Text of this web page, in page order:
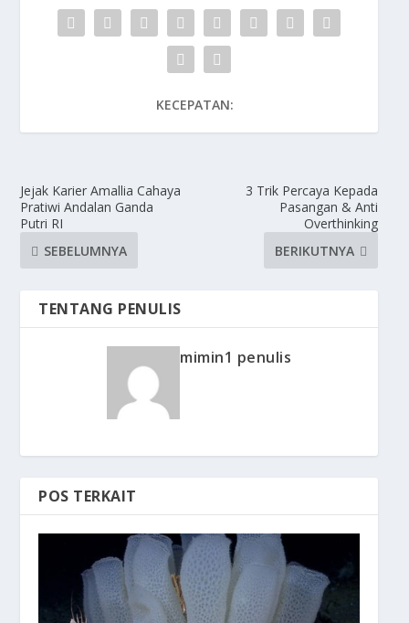
KECEPATAN:
Jejak Karier Amallia Cahaya
Pratiwi Andalan Ganda
Putri RI
SEBELUMNYA
3 Trik Percaya Kepada
Pasangan & Anti
Overthinking
BERIKUTNYA
TENTANG PENULIS
mimin1 penulis
POS TERKAIT